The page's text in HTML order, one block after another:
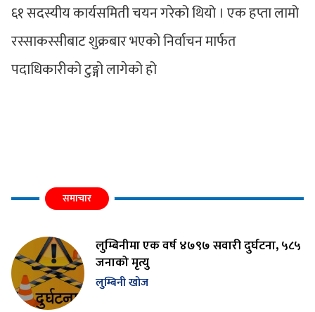
६१ सदस्यीय कार्यसमिती चयन गरेको थियो । एक हप्ता लामो
रस्साकस्सीबाट शुक्रबार भएको निर्वाचन मार्फत
पदाधिकारीको टुङ्गो लागेको हो
समाचार
लुम्बिनीमा एक वर्ष ४७९७ सवारी दुर्घटना, ५८५
जनाको मृत्यु
लुम्बिनी खोज